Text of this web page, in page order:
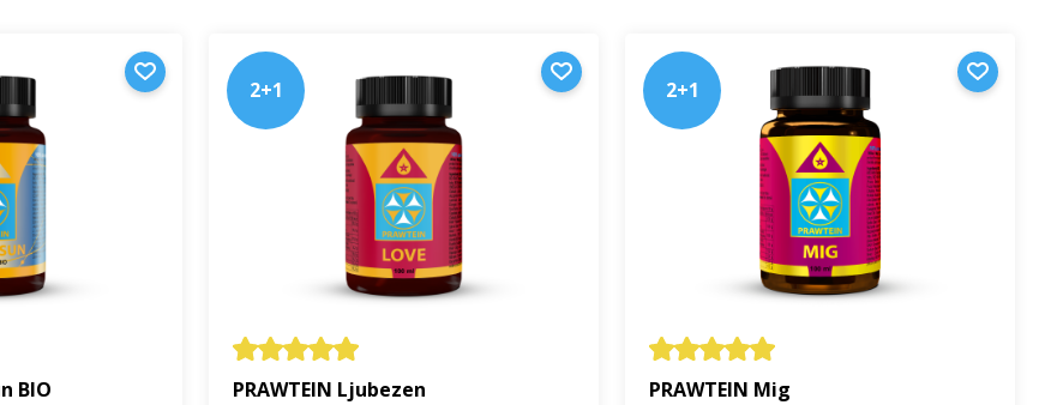
BIO
2+1
PRAWTEIN Ljubezen
2+1
PRAWTEIN Mig